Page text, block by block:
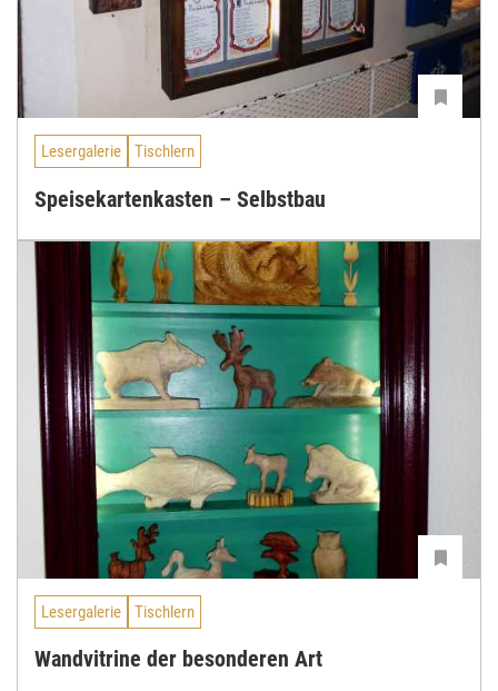
Lesergalerie Tischlern
Speisekartenkasten – Selbstbau
Lesergalerie Tischlern
Wandvitrine der besonderen Art